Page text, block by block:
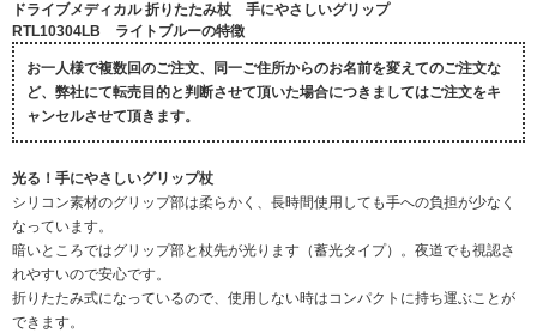
ドライブメディカル 折りたたみ杖 手にやさしいグリップ
RTL10304LB ライトブルーの特徴
お一人様で複数回のご注文、同一ご住所からのお名前を変えてのご注文な
ど、弊社にて転売目的と判断させて頂いた場合につきましてはご注文をキ
ャンセルさせて頂きます。
光る！手にやさしいグリップ杖
シリコン素材のグリップ部は柔らかく、長時間使用しても手への負担が少なく
なっています。
暗いところではグリップ部と杖先が光ります（蓄光タイプ）。夜道でも視認さ
れやすいので安心です。
折りたたみ式になっているので、使用しない時はコンパクトに持ち運ぶことが
できます。